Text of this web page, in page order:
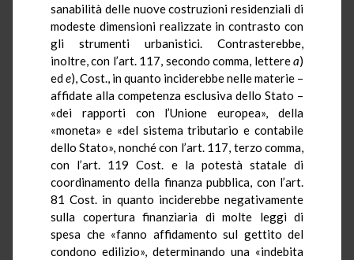
sanabilità delle nuove costruzioni residenziali di
modeste dimensioni realizzate in contrasto con
gli strumenti urbanistici. Contrasterebbe,
inoltre, con l’art. 117, secondo comma, letterea)
ede), Cost., in quanto inciderebbe nelle materie –
affidate alla competenza esclusiva dello Stato –
«dei rapporti con l’Unione europea», della
«moneta» e «del sistema tributario e contabile
dello Stato», nonché con l’art. 117, terzo comma,
con l’art. 119 Cost. e la potestà statale di
coordinamento della finanza pubblica, con l’art.
81 Cost. in quanto inciderebbe negativamente
sulla copertura finanziaria di molte leggi di
spesa che «fanno affidamento sul gettito del
condono edilizio», determinando una «indebita